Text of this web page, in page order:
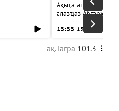
Ақыҭа ацхрааразы
алазҵаз Абӷархықә
13:33 15 мин
ақ. Гагра 101.3